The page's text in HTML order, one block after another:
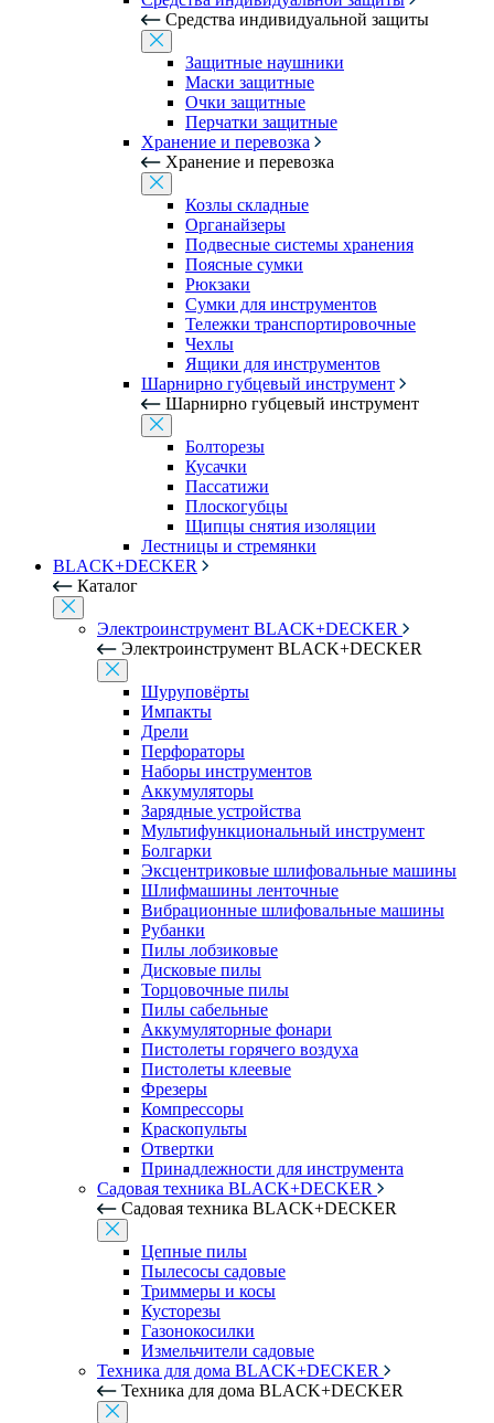
Средства индивидуальной защиты
Защитные наушники
Маски защитные
Очки защитные
Перчатки защитные
Хранение и перевозка
Хранение и перевозка
Козлы складные
Органайзеры
Подвесные системы хранения
Поясные сумки
Рюкзаки
Сумки для инструментов
Тележки транспортировочные
Чехлы
Ящики для инструментов
Шарнирно губцевый инструмент
Шарнирно губцевый инструмент
Болторезы
Кусачки
Пассатижи
Плоскогубцы
Щипцы снятия изоляции
Лестницы и стремянки
BLACK+DECKER
Каталог
Электроинструмент BLACK+DECKER
Электроинструмент BLACK+DECKER
Шуруповёрты
Импакты
Дрели
Перфораторы
Наборы инструментов
Аккумуляторы
Зарядные устройства
Мультифункциональный инструмент
Болгарки
Эксцентриковые шлифовальные машины
Шлифмашины ленточные
Вибрационные шлифовальные машины
Рубанки
Пилы лобзиковые
Дисковые пилы
Торцовочные пилы
Пилы сабельные
Аккумуляторные фонари
Пистолеты горячего воздуха
Пистолеты клеевые
Фрезеры
Компрессоры
Краскопульты
Отвертки
Принадлежности для инструмента
Садовая техника BLACK+DECKER
Садовая техника BLACK+DECKER
Цепные пилы
Пылесосы садовые
Триммеры и косы
Кусторезы
Газонокосилки
Измельчители садовые
Техника для дома BLACK+DECKER
Техника для дома BLACK+DECKER